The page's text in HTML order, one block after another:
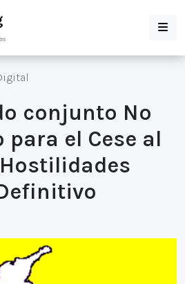
conjunto Nº
para el Cese al